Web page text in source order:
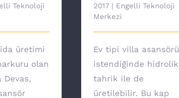
Teknoloji
üretimi
olan
2017 | Engelli Teknoloji
Merkezi
Ev tipi villa asansörü
istendiğinde hidrolik
tahrik ile de
üretilebilir. Bu kap